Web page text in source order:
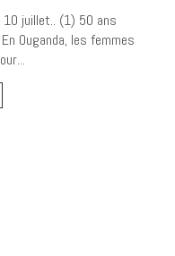
juillet.. (1) 50 ans
Ouganda, les femmes